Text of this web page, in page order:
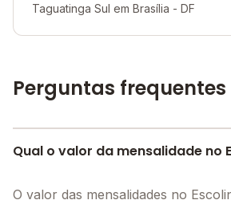
Taguatinga Sul em Brasília - DF
Perguntas frequentes
Qual o valor da mensalidade no
O valor das mensalidades no